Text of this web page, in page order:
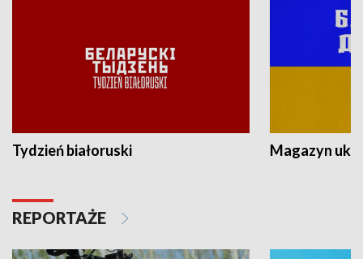
Tydzień białoruski Magazyn
REPORTAŻE